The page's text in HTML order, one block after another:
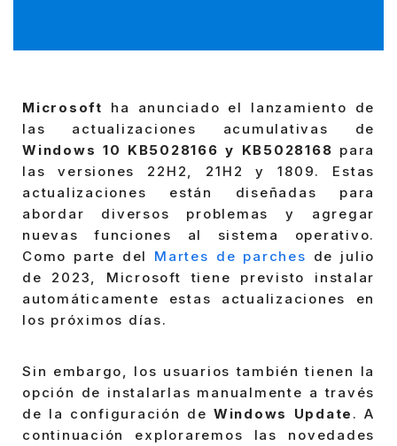
Microsoft ha anunciado el lanzamiento de
las actualizaciones acumulativas de
Windows 10 KB5028166 y KB5028168 para
las versiones 22H2, 21H2 y 1809. Estas
actualizaciones están diseñadas para
abordar diversos problemas y agregar
nuevas funciones al sistema operativo.
Como parte del
Martes de parches de julio
de 2023, Microsoft tiene previsto instalar
automáticamente estas actualizaciones en
los próximos días.
Sin embargo, los usuarios también tienen la
opción de instalarlas manualmente a través
de la configuración de Windows Update . A
continuación exploraremos las novedades